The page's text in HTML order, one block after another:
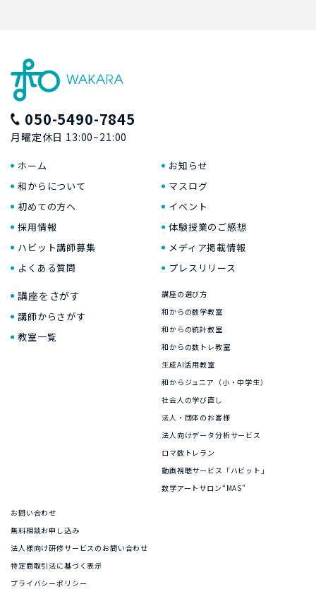
050-5490-7845
月曜定休日 13:00~21:00
ホーム
和からについて
初めての方へ
採用情報
ハビット講師募集
よくある質問
お知らせ
マスログ
イベント
体験授業のご感想
メディア掲載情報
プレスリリース
講座をさがす
講師からさがす
教室一覧
講座の選び方
和からの数学教室
和からの統計教室
和からの数トレ教室
生成AI活用教室
和からジュニア（小・中学生）
社会人の学び直し
法人・団体のお客様
法人向けデータ分析サービス
ロマ数トレラン
動画視聴サービス「ハビット」
数学アートサロン“MAS”
お問い合わせ
無料相談お申し込み
法人様向け研修サービスのお問い合わせ
特定商取引法に基づく表示
プライバシーポリシー